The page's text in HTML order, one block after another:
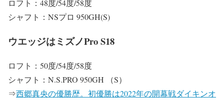
ロフト：48度/54度/58度
シャフト：NSプロ 950GH(S)
ウエッジはミズノPro S18
ロフト：50度/54度/58度
シャフト：N.S.PRO 950GH （S）
⇒西郷真央の優勝歴。初優勝は2022年の開幕戦ダイキンオ